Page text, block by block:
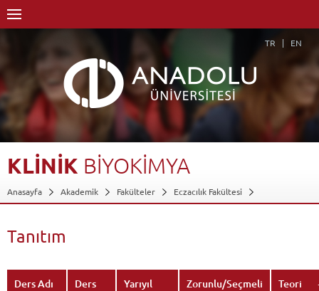
TR EN
KLİNİK BİYOKİMYA
Anasayfa Akademik Fakülteler
Eczacılık Fakültesi
Tanıtım
Ders Adı
Ders
Yarıyıl Zorunlu/Seçmeli
Teori